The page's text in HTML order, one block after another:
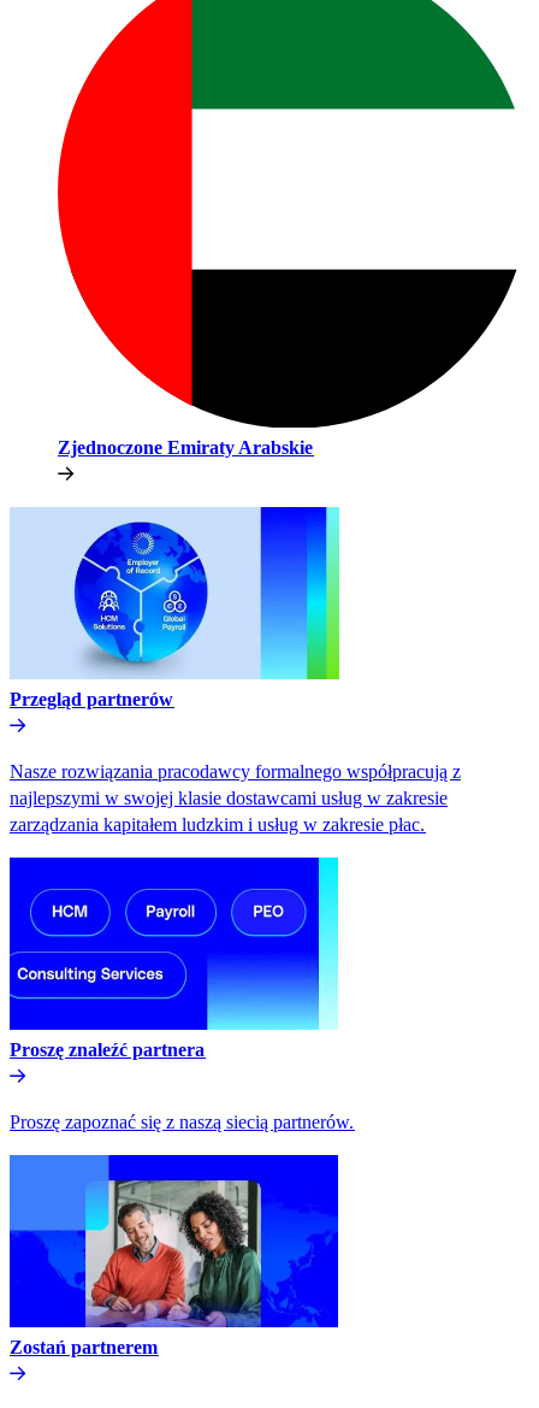
Zjednoczone Emiraty Arabskie​​
Przegląd partnerów​​
Nasze rozwiązania pracodawcy formalnego współpracują z
najlepszymi w swojej klasie dostawcami usług w zakresie
zarządzania kapitałem ludzkim i usług w zakresie płac.​​
Proszę znaleźć partnera​​
Proszę zapoznać się z naszą siecią partnerów.​​
Zostań partnerem​​